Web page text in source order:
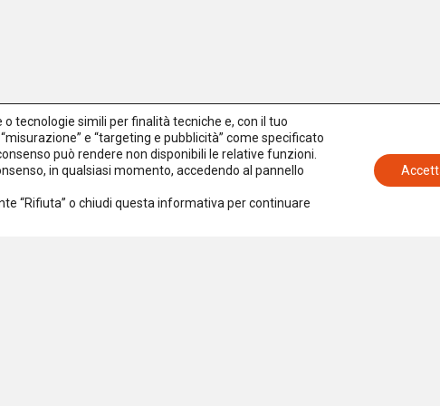
tecnologie simili per finalità tecniche e, con il tuo
e “targeting e pubblicità” come specificato
può rendere non disponibili le relative funzioni.
in qualsiasi momento, accedendo al pannello
“Rifiuta” o chiudi questa informativa per continuare